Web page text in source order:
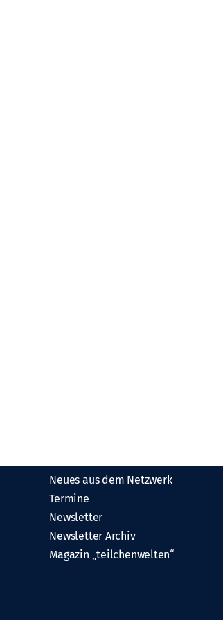
Neues aus dem Netzwerk
Termine
Newsletter
Newsletter Archiv
Magazin „teilchenwelten“